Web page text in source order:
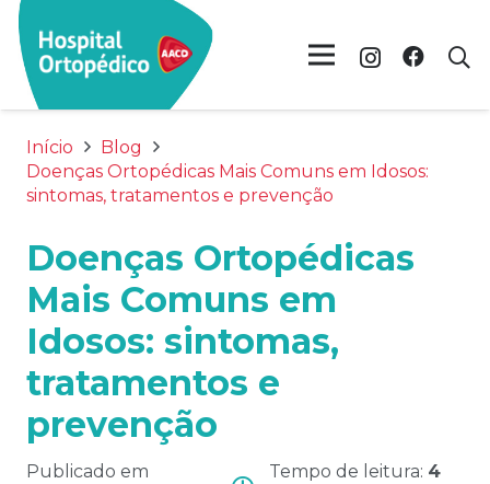
Início
Blog
Doenças Ortopédicas Mais Comuns em Idosos:
sintomas, tratamentos e prevenção
Doenças Ortopédicas
Mais Comuns em
Idosos: sintomas,
tratamentos e
prevenção
Publicado em
Tempo de leitura: 4